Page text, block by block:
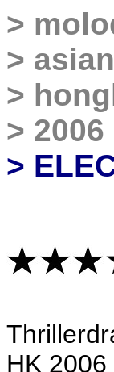
>
>
>
> 2006
>
T
HK 2006